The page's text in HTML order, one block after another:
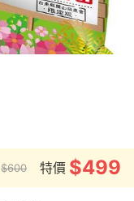
$600 特價 $499